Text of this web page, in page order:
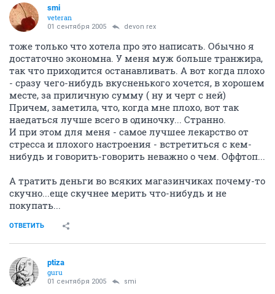
smi
veteran
01 сентября 2005 devon rex
тоже только что хотела про это написать. Обычно я
достаточно экономна. У меня муж больше транжира,
так что приходится останавливать. А вот когда плохо
- сразу чего-нибудь вкусненького хочется, в хорошем
месте, за приличную сумму ( ну и черт с ней)
Причем, заметила, что, когда мне плохо, вот так
наедаться лучше всего в одиночку... Странно.
И при этом для меня - самое лучшее лекарство от
стресса и плохого настроения - встретиться с кем-
нибудь и говорить-говорить неважно о чем. Оффтоп...
А тратить деньги во всяких магазинчиках почему-то
скучно...еще скучнее мерить что-нибудь и не
покупать...
ОТВЕТИТЬ
ptiza
guru
01 сентября 2005 smi